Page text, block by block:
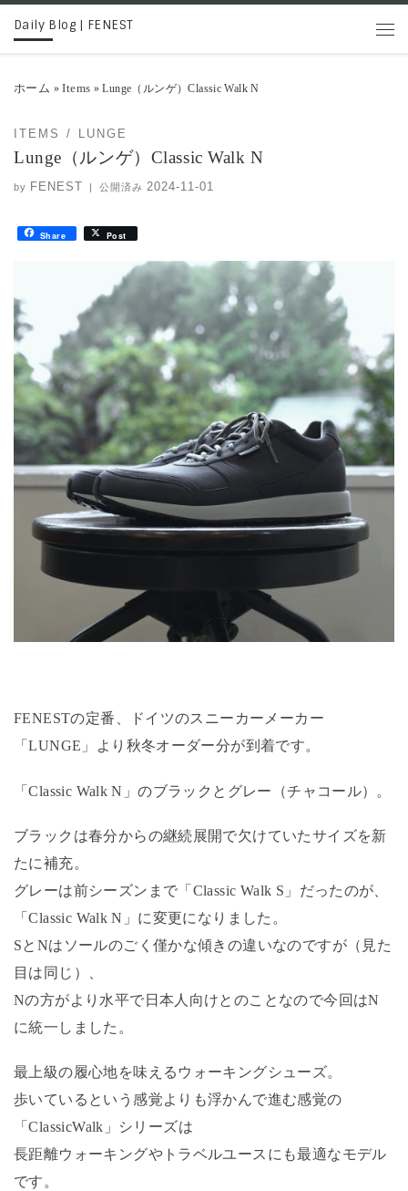
コンテンツへスキップ
Daily Blog | FENEST
ホーム » Items » Lunge（ルンゲ）Classic Walk N
ITEMS LUNGE
Lunge（ルンゲ）Classic Walk N
by FENEST | 公開済み 2024-11-01
Share Post
FENESTの定番、ドイツのスニーカーメーカー
「LUNGE」より秋冬オーダー分が到着です。
「Classic Walk N」のブラックとグレー（チャコール）。
ブラックは春分からの継続展開で欠けていたサイズを新
たに補充。
グレーは前シーズンまで「Classic Walk S」だったのが、
「Classic Walk N」に変更になりました。
SとNはソールのごく僅かな傾きの違いなのですが（見た
目は同じ）、
Nの方がより水平で日本人向けとのことなので今回はN
に統一しました。
最上級の履心地を味えるウォーキングシューズ。
歩いているという感覚よりも浮かんで進む感覚の
「ClassicWalk」シリーズは
長距離ウォーキングやトラベルユースにも最適なモデル
です。